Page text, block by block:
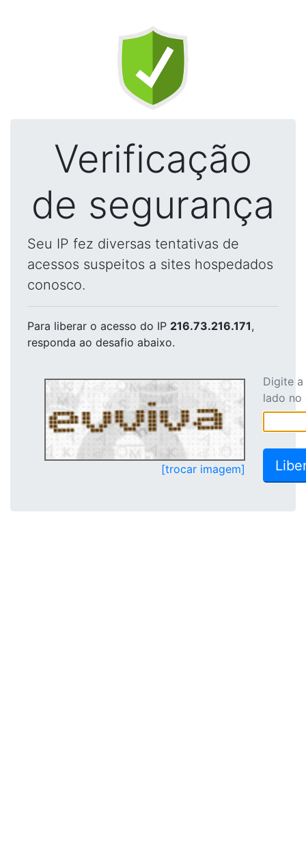
Verificação
de segurança
Seu IP fez diversas tentativas de
acessos suspeitos a sites hospedados
conosco.
Para liberar o acesso do IP 216.73.216.171,
responda ao desafio abaixo.
[trocar imagem]
Digite
lado no